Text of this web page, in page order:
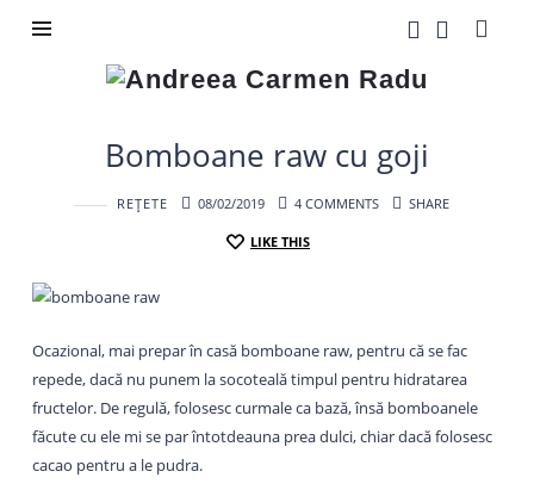
Andreea
Radu
Bomboane raw cu goji
REȚETE 08/02/2019 4 COMMENTS SHARE
LIKE THIS
Ocazional, mai prepar în casă bomboane raw, pentru că se fac
repede, dacă nu punem la socoteală timpul pentru hidratarea
fructelor. De regulă, folosesc curmale ca bază, însă bomboanele
făcute cu ele mi se par întotdeauna prea dulci, chiar dacă folosesc
cacao pentru a le pudra.